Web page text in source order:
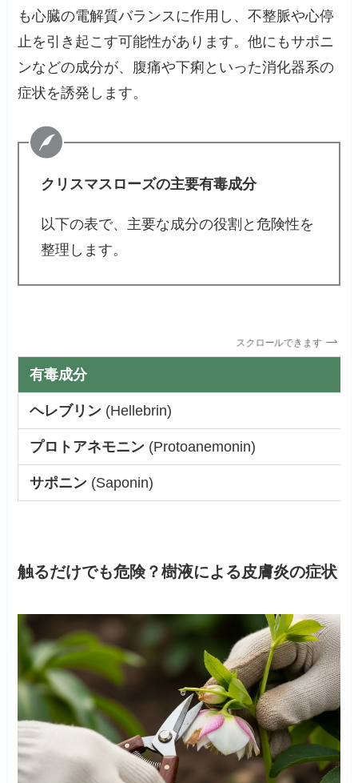
も心臓の電解質バランスに作用し、不整脈や心停
止を引き起こす可能性があります。他にもサポニ
ンなどの成分が、腹痛や下痢といった消化器系の
症状を誘発します。
クリスマスローズの主要有毒成分
以下の表で、主要な成分の役割と危険性を
整理します。
スクロールできます
有毒成分
ヘレブリン(Hellebrin)
プロトアネモニン(Protoanemonin)
サポニン(Saponin)
触るだけでも危険？樹液による皮膚炎の症状